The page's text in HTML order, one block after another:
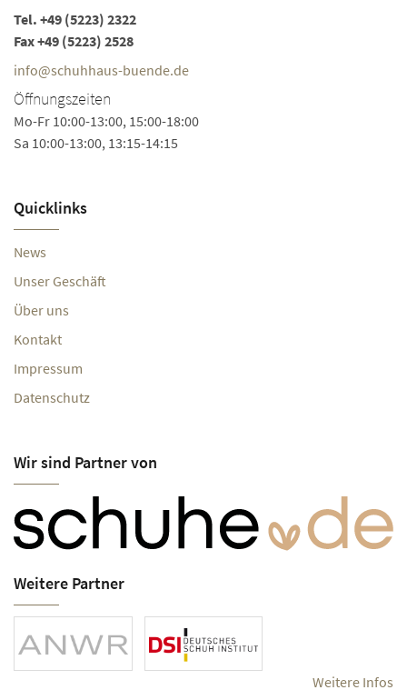
Tel. +49 (5223) 2322
Fax +49 (5223) 2528
info@schuhhaus-buende.de
Öffnungszeiten
Mo-Fr 10:00-13:00, 15:00-18:00
Sa 10:00-13:00, 13:15-14:15
Quicklinks
News
Unser Geschäft
Über uns
Kontakt
Impressum
Datenschutz
Wir sind Partner von
Weitere Partner
Weitere Infos